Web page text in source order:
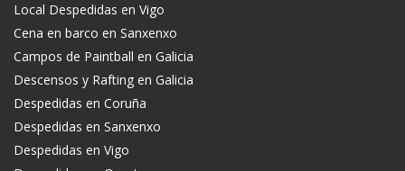
Local Despedidas en Vigo
Cena en barco en Sanxenxo
Campos de Paintball en Galicia
Descensos y Rafting en Galicia
Despedidas en Coruña
Despedidas en Sanxenxo
Despedidas en Vigo